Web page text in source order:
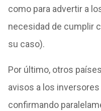
como para advertir a
necesidad de cumplir
su caso).
Por último, otros
avisos a los
confirmando